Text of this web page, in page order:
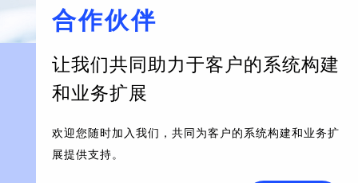
合作伙伴
让我们共同助力于客户的系统构建
和业务扩展
欢迎您随时加入我们，共同为客户的系统构建和业务扩
展提供支持。